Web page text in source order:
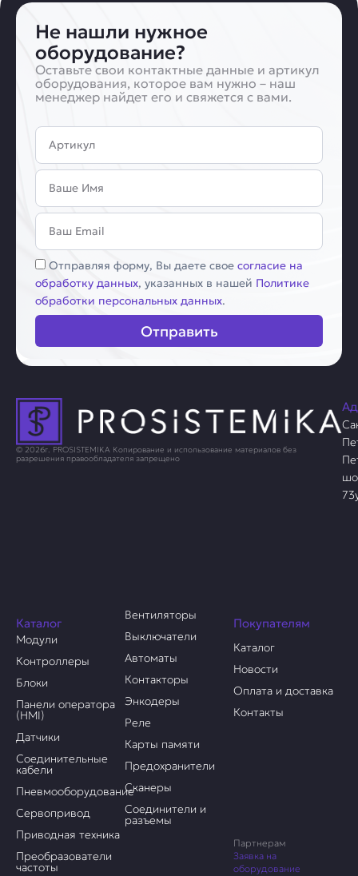
Не нашли нужное
оборудование?
Оставьте свои контактные данные и артикул
оборудования, которое вам нужно – наш
менеджер найдет его и свяжется с вами.
Артикул
Имя
Email
Соглашение
Отправляя форму, Вы даете свое согласие на
обработку данных, указанных в нашей Политике
обработки персональных данных.
Отправить
© 2026г. PROSISTEMIKA Копирование и использование материалов без
разрешения правообладателя запрещено
Каталог
Модули
Контроллеры
Блоки
Панели оператора
(HMI)
Датчики
Соединительные
кабели
Пневмооборудование
Сервопривод
Приводная техника
Преобразователи
частоты
Вентиляторы
Выключатели
Автоматы
Контакторы
Энкодеры
Реле
Карты памяти
Предохранители
Сканеры
Соединители и
разъемы
Покупателям
Каталог
Новости
Оплата и доставка
Контакты
Партнерам
Заявка на
оборудование